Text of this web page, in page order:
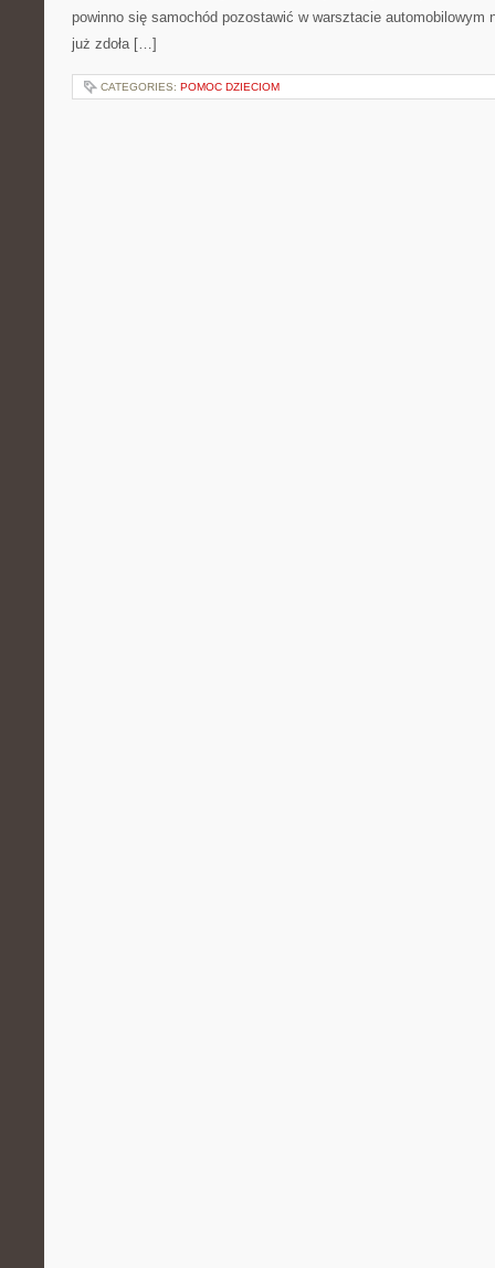
powinno się samochód pozostawić w warsztacie automobilowym
już zdoła […]
CATEGORIES: POMOC DZIECIOM